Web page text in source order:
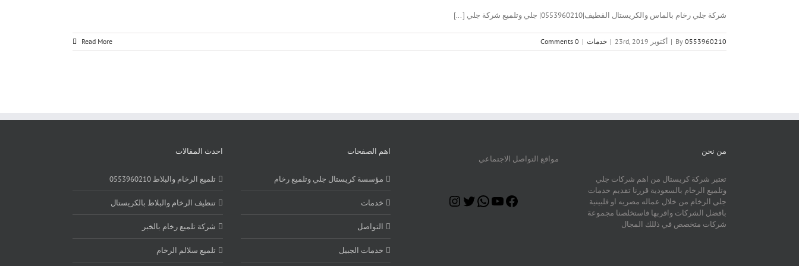
شركة جلي رخام بالماس والكريستال القطيف|0553960210| جلي وتلميع شركة جلي [...]
By 0553960210
| أكتوبر 23rd, 2019 | خدمات |
0 Comments
Read More
من نحن
تعتبر شركة كريستال من اهم شركات جلي
وتلميع الرخام بالسعودية قررنا تقديم خدمات
جلي الرخام من خلال عماله مصريه او فلبينية
بافضل الشركات واقربها فاستخلصنا مجموعة
شركات متخصص في ذللك المجال
مواقع التواصل الاجتماعي
Facebook
YouTube
WhatsApp
Twitter
اهم الصفحات
مؤسسة كريستال جلي وتلميع رخام
خدمات
التواصل
خدمات الجبيل
احدث المقالات
تلميع الرخام والبلاط 0553960210
تنظيف الرخام والبلاط بالكريستال
شركة تلميع رخام بالخبر
تلميع سلالم الرخام